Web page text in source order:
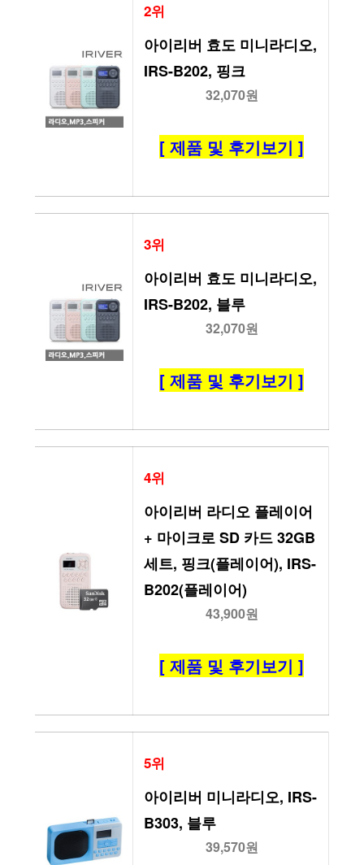
2위
아이리버 효도 미니라디오,
IRS-B202, 핑크
32,070원
[ 제품 및 후기보기 ]
3위
아이리버 효도 미니라디오,
IRS-B202, 블루
32,070원
[ 제품 및 후기보기 ]
4위
아이리버 라디오 플레이어
+ 마이크로 SD 카드 32GB
세트, 핑크(플레이어), IRS-
B202(플레이어)
43,900원
[ 제품 및 후기보기 ]
5위
아이리버 미니라디오, IRS-
B303, 블루
39,570원